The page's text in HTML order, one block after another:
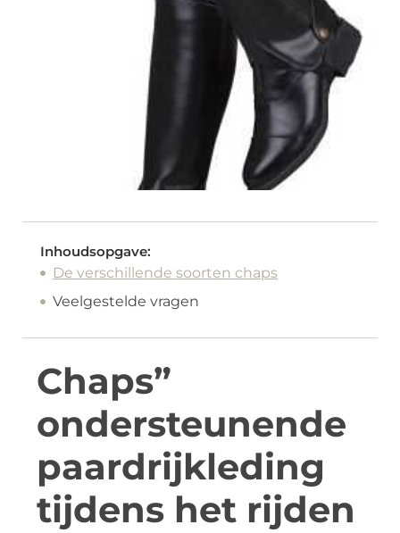
Inhoudsopgave:
De verschillende soorten chaps
Veelgestelde vragen
Chaps”
ondersteunende
paardrijkleding
tijdens het rijden